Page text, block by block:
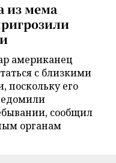
из мема
американец
с близкими
поскольку его
сообщил
органам